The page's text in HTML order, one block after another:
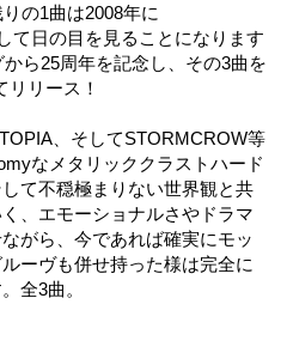
の1曲は2008年に
て日の目を見ることになります
ら25周年を記念し、その3曲を
リース！
、そしてSTORMCROW等
なメタリッククラストハード
て不穏極まりない世界観と共
、エモーショナルさやドラマ
がら、今であれば確実にモッ
ーヴも併せ持った様は完全に
全3曲。